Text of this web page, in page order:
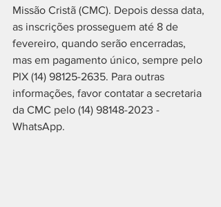
Missão Cristã (CMC). Depois dessa data,
as inscrições prosseguem até 8 de
fevereiro, quando serão encerradas,
mas em pagamento único, sempre pelo
PIX (14) 98125-2635. Para outras
informações, favor contatar a secretaria
da CMC pelo (14) 98148-2023 -
WhatsApp.